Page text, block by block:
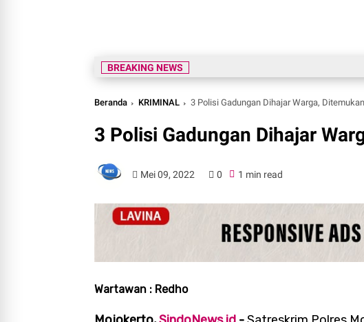
BREAKING NEWS
Beranda KRIMINAL 3 Polisi Gadungan Dihajar Warga,
3 Polisi Gadungan Dihajar
Mei 09, 2022 0 1 min read
Wartawan : Redho